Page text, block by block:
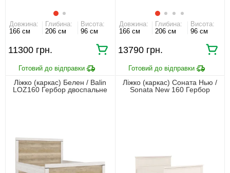
Довжина:
166 см
Глибина:
206 см
Висота:
96 см
11300 грн.
Довжина:
166 см
Глибина:
206 см
Висота:
96 см
13790 грн.
Ліжко (каркас) Белен / Balin
LOZ160 Гербор двоспальне
Ліжко (каркас) Соната Нью /
Sonata New 160 Гербор